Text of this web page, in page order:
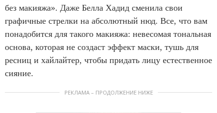
без макияжа». Даже Белла Хадид сменила свои
графичные стрелки на абсолютный нюд. Все, что вам
понадобится для такого макияжа: невесомая тональная
основа, которая не создаст эффект маски, тушь для
ресниц и хайлайтер, чтобы придать лицу естественное
сияние.
РЕКЛАМА – ПРОДОЛЖЕНИЕ НИЖЕ